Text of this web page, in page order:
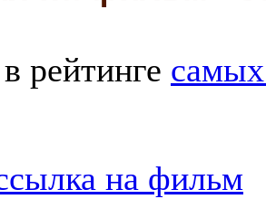
в рейтинге
на фильм